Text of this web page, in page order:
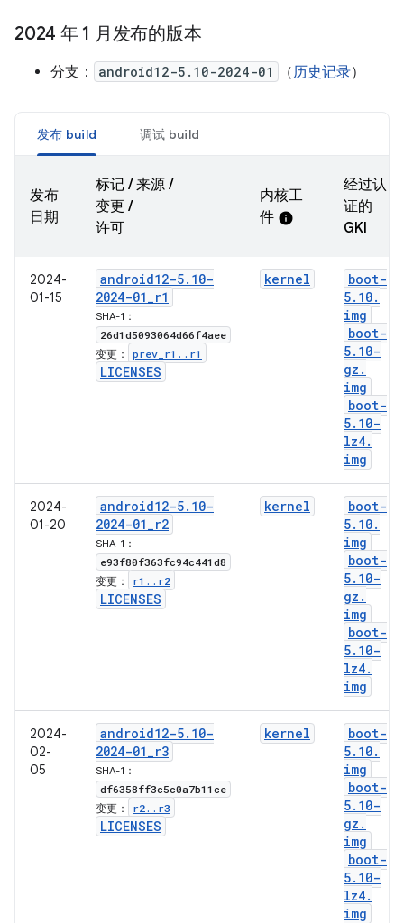
2024 年 1 月发布的版本
分支： android12-5.10-2024-01 （历史记录）
发布 build 调试 build
发布
日期
标记 / 来源 /
变更 /
许可
内核工
件 info
经过认
证的
GKI
2024-
01-15
android12-5. 10-
2024-01_r1
SHA-1：
26d1d5093064d66f4aee
变更： prev r1 . . r1
LICENSES
kernel
boot-
5. 10.
img
boot-
5. 10-
gz .
img
boot-
5. 10-
lz4.
img
2024-
01-20
android12-5. 10-
2024-01_r2
SHA-1：
e93f80f363fc94c441d8
变更： r1 . . r2
LICENSES
kernel
boot-
5. 10.
img
boot-
5. 10-
gz .
img
boot-
5. 10-
lz4.
img
2024-
02-
05
android12-5. 10-
2024-01_r3
SHA-1：
df6358ff3c5c0a7b11ce
变更： r2. . r3
LICENSES
kernel
boot-
5. 10.
img
boot-
5. 10-
gz .
img
boot-
5. 10-
lz4.
img